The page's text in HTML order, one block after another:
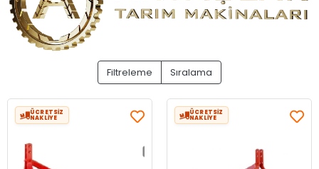
Filtreleme Sıralama
ÜCRETSİZ
NAKLİYE
ÜCRETSİZ
NAKLİYE